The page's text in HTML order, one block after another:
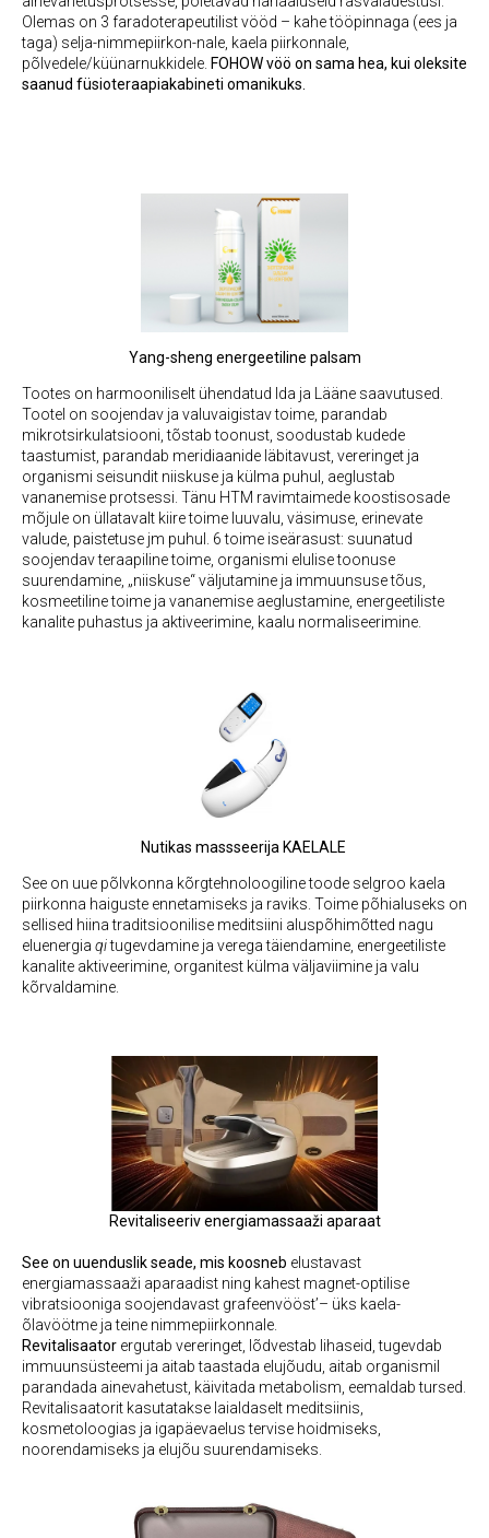
Olemas on 3 faradoterapeutilist vööd – kahe tööpinnaga (ees ja
taga) selja-nimmepiirkon-nale, kaela piirkonnale,
põlvedele/küünarnukkidele. FOHOW vöö on sama hea, kui oleksite
saanud füsioteraapiakabineti omanikuks.
Yang-sheng energeetiline palsam
Tootes on harmooniliselt ühendatud Ida ja Lääne saavutused.
Tootel on soojendav ja valuvaigistav toime, parandab
mikrotsirkulatsiooni, tõstab toonust, soodustab kudede
taastumist, parandab meridiaanide läbitavust, vereringet ja
organismi seisundit niiskuse ja külma puhul, aeglustab
vananemise protsessi. Tänu HTM ravimtaimede koostisosade
mõjule on üllatavalt kiire toime luuvalu, väsimuse, erinevate
valude, paistetuse jm puhul. 6 toime iseärasust: suunatud
soojendav teraapiline toime, organismi elulise toonuse
suurendamine, „niiskuse“ väljutamine ja immuunsuse tõus,
kosmeetiline toime ja vananemise aeglustamine, energeetiliste
kanalite puhastus ja aktiveerimine, kaalu normaliseerimine.
Nutikas massseerija KAELALE
See on uue põlvkonna kõrgtehnoloogiline toode selgroo kaela
piirkonna haiguste ennetamiseks ja raviks. Toime põhialuseks on
sellised hiina traditsioonilise meditsiini aluspõhimõtted nagu
eluenergia qitugevdamine ja verega täiendamine, energeetiliste
kanalite aktiveerimine, organitest külma väljaviimine ja valu
kõrvaldamine.
Revitaliseeriv energiamassaaži aparaat
See on uuenduslik seade, mis koosneb elustavast
energiamassaaži aparaadist ning kahest magnet-optilise
vibratsiooniga soojendavast grafeenvööst’– üks kaela-
õlavöötme ja teine nimmepiirkonnale.
Revitalisaator ergutab vereringet, lõdvestab lihaseid, tugevdab
immuunsüsteemi ja aitab taastada elujõudu, aitab organismil
parandada ainevahetust, käivitada metabolism, eemaldab tursed.
Revitalisaatorit kasutatakse laialdaselt meditsiinis,
kosmetoloogias ja igapäevaelus tervise hoidmiseks,
noorendamiseks ja elujõu suurendamiseks.